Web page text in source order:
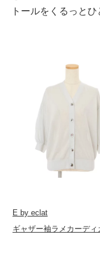
トールをくるっとひ
E by eclat
ギャザー袖ラメカーディ